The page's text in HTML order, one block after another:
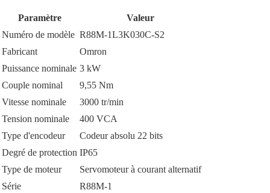
Paramètre
Valeur
Numéro de modèle R88M-1L3K030C-S2
Fabricant
Omron
Puissance nominale 3 kW
Couple nominal
9,55 Nm
Vitesse nominale
3000 tr/min
Tension nominale
400 VCA
Type d'encodeur
Codeur absolu 22 bits
Degré de protection IP65
Type de moteur
Servomoteur à courant alternatif
Série
R88M-1